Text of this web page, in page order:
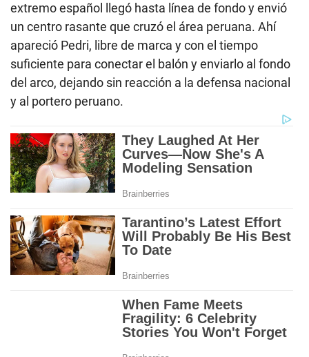
extremo español llegó hasta línea de fondo y envió
un centro rasante que cruzó el área peruana. Ahí
apareció Pedri, libre de marca y con el tiempo
suficiente para conectar el balón y enviarlo al fondo
del arco, dejando sin reacción a la defensa nacional
y al portero peruano.